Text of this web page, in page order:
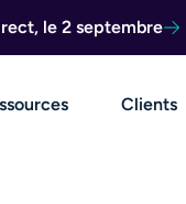
le 2 septembre
Clients